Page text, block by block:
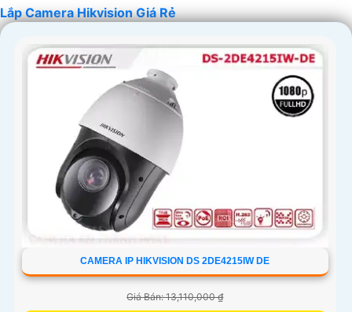
Lắp Camera Hikvision Giá Rẻ
CAMERA IP HIKVISION DS 2DE4215IW DE
Giá Bán: 13,110,000 ₫